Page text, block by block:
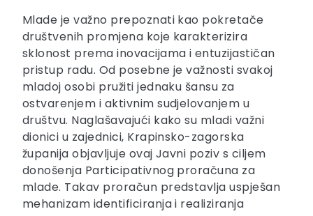
Mlade je važno prepoznati kao pokretače
društvenih promjena koje karakterizira
sklonost prema inovacijama i entuzijastičan
pristup radu. Od posebne je važnosti svakoj
mladoj osobi pružiti jednaku šansu za
ostvarenjem i aktivnim sudjelovanjem u
društvu. Naglašavajući kako su mladi važni
dionici u zajednici, Krapinsko-zagorska
županija objavljuje ovaj Javni poziv s ciljem
donošenja Participativnog proračuna za
mlade. Takav proračun predstavlja uspješan
mehanizam identificiranja i realiziranja